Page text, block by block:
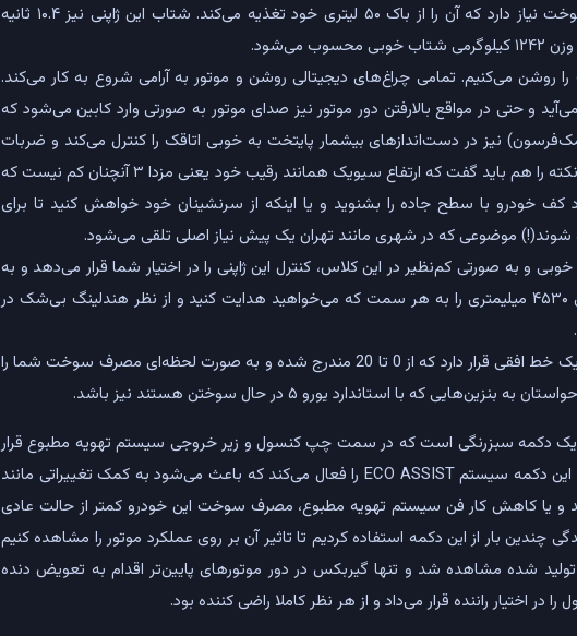
کیلومتر به صورت ترکیبی به ۶.۶ لیتر سوخت نیاز دارد که آن را از باک ۵۰ لیتری خود تغذیه می‌کند. شتاب این ژاپنی نیز ۱۰.۴ ثانیه
را روشن می‌کنیم. تمامی چراغ‌های دیجیتالی روشن و موتور به آرامی شروع به کار می‌کند.
و حتی در مواقع بالارفتن دور موتور نیز صدای موتور به صورتی وارد کابین می‌شود که
نیز در دست‌اندازهای بیشمار پایتخت به خوبی اتاقک را کنترل می‌کند و ضربات
ناشی از آن را به خوبی جذب می‌کند. این نکته را هم باید گفت که ارتفاع سیویک همانند رقیب خود یعنی مزدا ۳ آنچنان کم نیست که
کف خودرو با سطح جاده را بشنوید و یا اینکه از سرنشینان خود خواهش کنید تا برای
شوند(!) موضوعی که در شهری مانند تهران یک پیش نیاز اصلی تلقی می‌شود.
به صورتی کم‌نظیر در این کلاس، کنترل این ژاپنی را در اختیار شما قرار می‌دهد و به
راحتی می‌توانید به کمک آن، این خودروی ۴۵۳۰ میلیمتری را به هر سمت که می‌خواهید هدایت کنید و از نظر هندلینگ بی‌شک در
در سمت راست کیلومتر شمار دیجیتالی یک خط افقی قرار دارد که از 0 تا 20 مندرج شده و به صورت لحظه‌ای مصرف سوخت شما را
که با استاندارد یورو ۵ در حال سوختن هستند نیز باشد.
دکمه سبزرنگی است که در سمت چپ کنسول و زیر خروجی سیستم تهویه مطبوع قرار
دارد و روی آن ECON نوشته شده است. این دکمه سیستم ECO ASSIST را فعال می‌کند که باعث می‌شود به کمک تغییراتی مانند
توان و گشتاور به اندازه ۴ درصد و یا کاهش کار فن سیستم تهویه مطبوع، مصرف سوخت این خودرو کمتر از حالت عادی
چندین بار از این دکمه استفاده کردیم تا تاثیر آن بر روی عملکرد موتور را مشاهده کنیم
تولید شده مشاهده شد و تنها گیربکس در دور موتورهای پایین‌تر اقدام به تعویض دنده
در اختیار راننده قرار می‌داد و از هر نظر کاملا راضی کننده بود.